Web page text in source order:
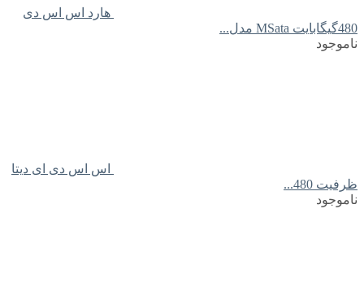
هارد اس اس دی
480گیگابایت MSata مدل...
ناموجود
اس اس دی ای دیتا
ظرفیت 480...
ناموجود